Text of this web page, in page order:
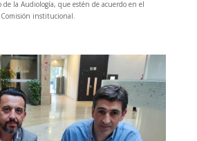
la Audiología, que estén de acuerdo en el
institucional.